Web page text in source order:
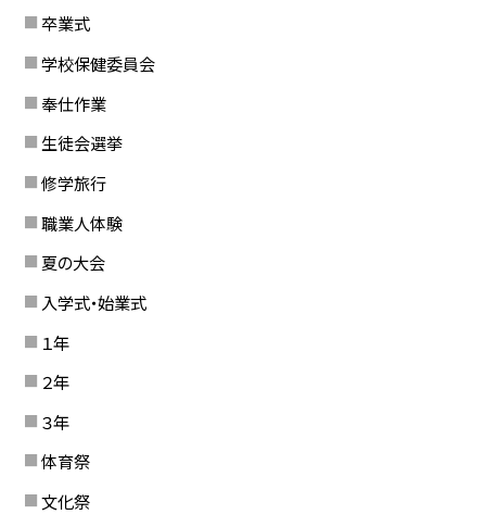
卒業式
学校保健委員会
奉仕作業
生徒会選挙
修学旅行
職業人体験
夏の大会
入学式・始業式
１年
２年
３年
体育祭
文化祭